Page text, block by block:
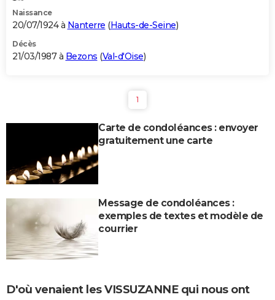
Naissance
20/07/1924 à Nanterre (Hauts-de-Seine)
Décès
21/03/1987 à Bezons (Val-d'Oise)
1
Carte de condoléances : envoyer
gratuitement une carte
Message de condoléances :
exemples de textes et modèle de
courrier
D'où venaient les VISSUZANNE qui nous ont